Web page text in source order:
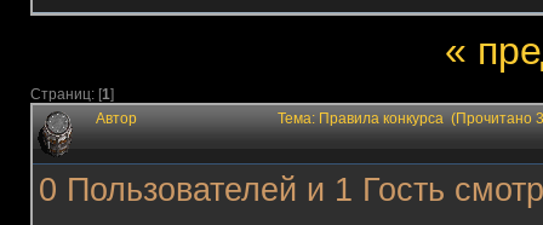
«
Страниц: [1]
Автор Тема: Правила конкурса (Прочитано
0 Пользователей и 1 Гость